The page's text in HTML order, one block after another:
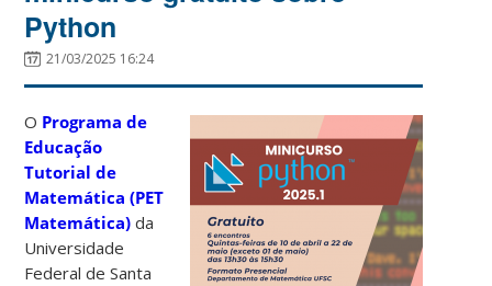
Python
21/03/2025 16:24
O Programa de
Educação
Tutorial de
Matemática (PET
Matemática) da
Universidade
Federal de Santa